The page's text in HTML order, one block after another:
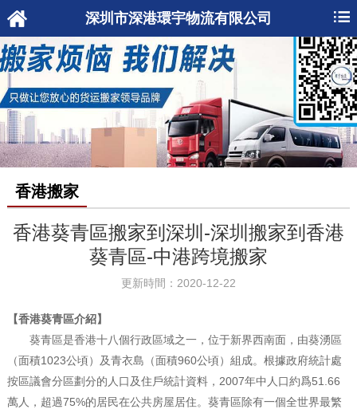
深圳市深港環宇物流有限公司
香港搬家
香港葵青區搬家到深圳-深圳搬家到香港
葵青區-中港跨境搬家
更新時間：2020-12-22
【香港葵青區介紹】
葵青區是香港十八個行政區域之一，位于新界西南面，由葵湧區
（面積1023公頃）及青衣島（面積960公頃）組成。根據政府統計處
按區議會分區劃分的人口及住戶統計資料，2007年中人口約爲51.66
萬人，超過75%的居民在公共房屋居住。葵青區除有一個全世界最繁